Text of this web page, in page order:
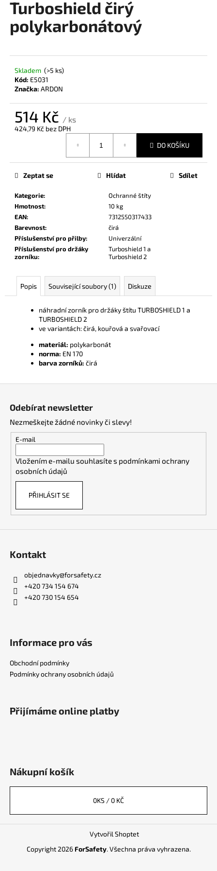
Turboshield čirý
polykarbonátový
Skladem (>5 ks)
Kód: E5031
Značka: ARDON
514 Kč / ks
424,79 Kč bez DPH
DO KOŠÍKU
Kategorie:
Ochranné štíty
Hmotnost:
10 kg
EAN:
7312550317433
Barevnost:
čirá
Příslušenství pro přilby:
Univerzální
Příslušenství pro držáky
zorníku:
Turboshield 1 a
Turboshield 2
Zeptat se Hlídat Sdílet
Popis Související soubory (1) Diskuze
náhradní zorník pro držáky štítu TURBOSHIELD 1 a
TURBOSHIELD 2
ve variantách: čirá, kouřová a svařovací
materiál: polykarbonát
norma: EN 170
barva zorníků: čirá
a
j
í
o
p
u
u
e
m
Odebírat newsletter
Nezmeškejte žádné novinky či slevy!
E-mail
Vložením e-mailu souhlasíte s podmínkami ochrany
osobních údajů
PŘIHLÁSIT SE
Kontakt
objednavky@forsafety.cz
+420 734 154 674
+420 730 154 654
Informace pro vás
Obchodní podmínky
Podmínky ochrany osobních údajů
Přijímáme online platby
Nákupní košík
0KS / 0 KČ
Vytvořil Shoptet
Copyright 2026 ForSafety. Všechna práva vyhrazena.